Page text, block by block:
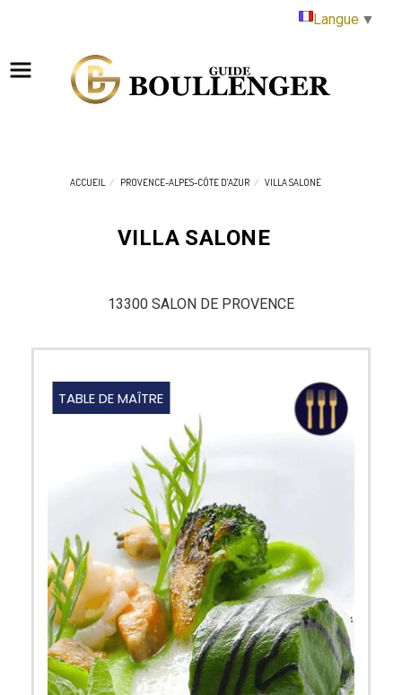
ACCUEIL PROVENCE-ALPES-CÔTE D'AZUR VILLA SALONE
TABLE DE MAÎTRE
VILLA SALONE
13300 SALON DE PROVENCE
Langue ▼